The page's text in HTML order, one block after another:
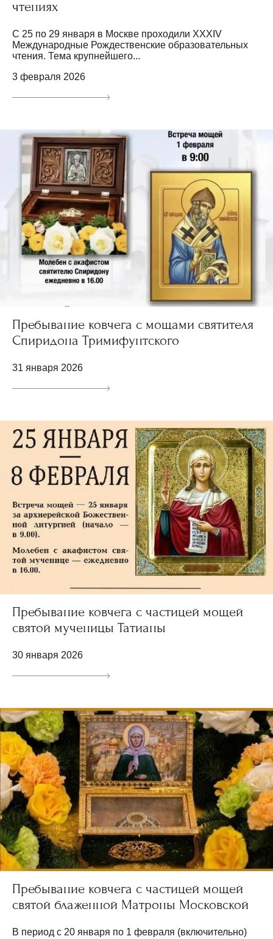
чтениях
С 25 по 29 января в Москве проходили XXXIV
Международные Рождественские образовательных
чтения. Тема крупнейшего...
3 февраля 2026
Пребывание ковчега с мощами святителя
Спиридона Тримифунтского
31 января 2026
Пребывание ковчега с частицей мощей
святой мученицы Татианы
30 января 2026
Пребывание ковчега с частицей мощей
святой блаженной Матроны Московской
В период с 20 января по 1 февраля (включительно)